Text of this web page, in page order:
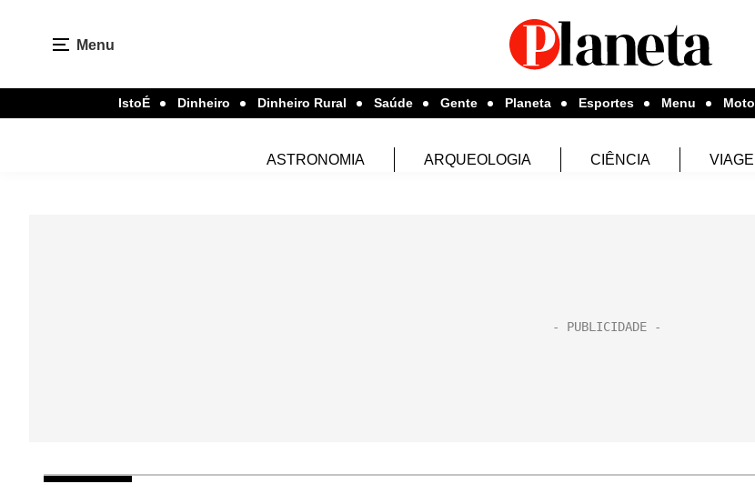
Menu
IstoÉ Dinheiro Dinheiro Rural Saúde Gente Planeta Esportes Menu
ASTRONOMIA ARQUEOLOGIA CIÊNCIA